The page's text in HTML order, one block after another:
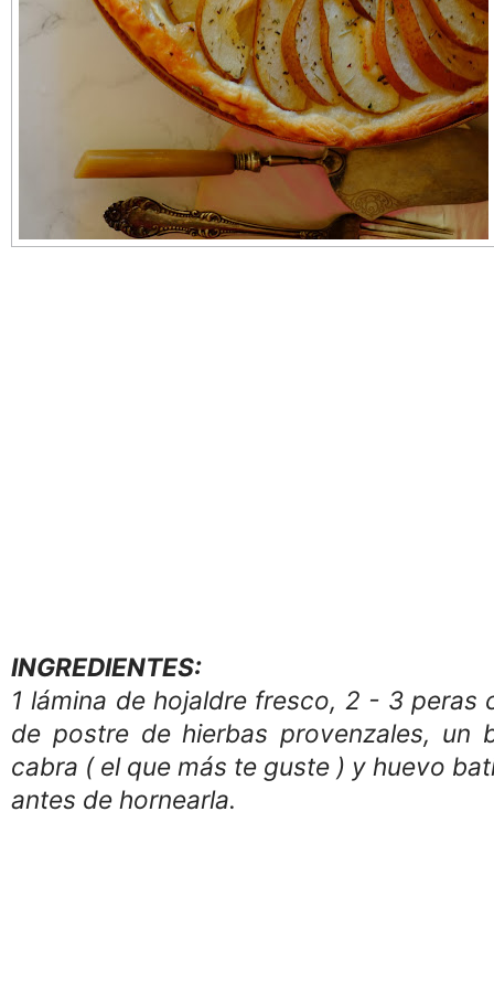
INGREDIENTES:
1 lámina de hojaldre fresco, 2 - 3 peras
de postre de hierbas provenzales, un
cabra ( el que más te guste ) y huevo
antes de hornearla.